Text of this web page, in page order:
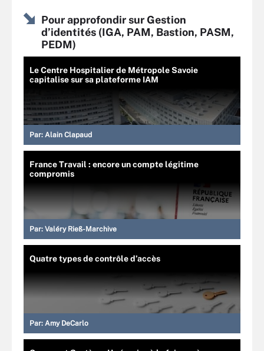
Pour approfondir sur Gestion
d’identités (IGA, PAM, Bastion, PASM,
PEDM)
Le Centre Hospitalier de Métropole Savoie
capitalise sur sa plateforme IAM
Par: Alain Clapaud
France Travail : encore un compte légitime
compromis
Par: Valéry Rieß-Marchive
Quatre types de contrôle d’accès
Par: Amy DeCarlo